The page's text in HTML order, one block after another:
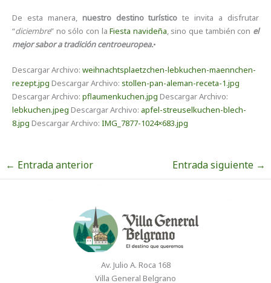
De esta manera, nuestro destino turístico te invita a disfrutar
“diciembre” no sólo con laFiesta navideña, sino que también con el
mejor sabor a tradición centroeuropea.•
Descargar Archivo:weihnachtsplaetzchen-lebkuchen-maennchen-
rezept.jpg Descargar Archivo:stollen-pan-aleman-receta-1.jpg
Descargar Archivo:pflaumenkuchen.jpg Descargar Archivo:
lebkuchen.jpeg Descargar Archivo: apfel-streuselkuchen-blech-
8.jpg Descargar Archivo:IMG_7877-1024×683.jpg
← Entrada anterior Entrada siguiente →
Av. Julio A. Roca 168
Villa General Belgrano